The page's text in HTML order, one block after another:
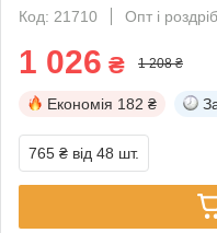
Код: 21710
Опт і роздріб
1 026 ₴ 1 208 ₴
Економія 182 ₴
765 ₴ від 48 шт.